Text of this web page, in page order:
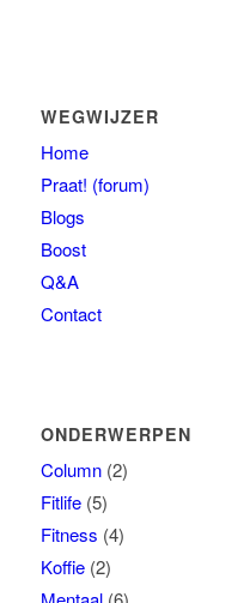
WEGWIJZER
Home
Praat! (forum)
Blogs
Boost
Q&A
Contact
ONDERWERPEN
Column(2)
Fitlife(5)
Fitness (4)
Koffie(2)